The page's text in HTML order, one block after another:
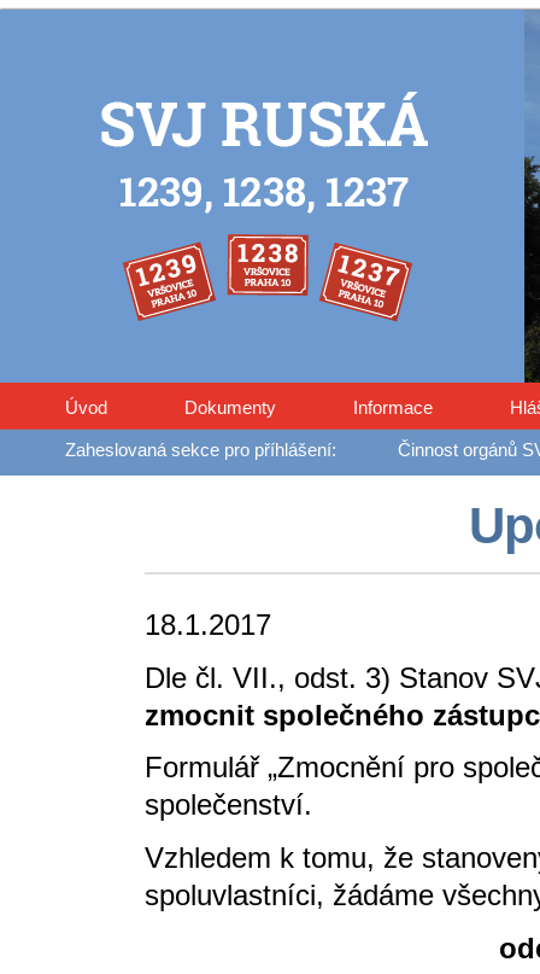
18.1.2017
Dle čl. VII., odst. 3) Stanov
zmocnit společného
Formulář „Zmocnění pro
společenství.
Vzhledem k tomu, že
spoluvlastníci, žádáme
odevzdali
Úvod Dokumenty Informace
Činnost orgánů